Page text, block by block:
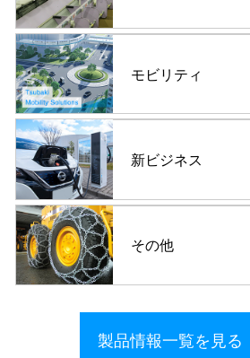
モビリティ
新ビジネス
その他
製品情報一覧を見る